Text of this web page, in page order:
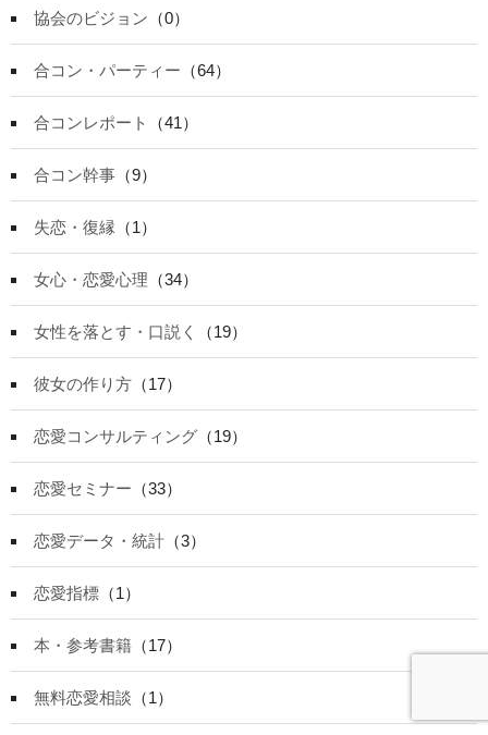
協会のビジョン （0）
合コン・パーティー （64）
合コンレポート （41）
合コン幹事 （9）
失恋・復縁 （1）
女心・恋愛心理 （34）
女性を落とす・口説く （19）
彼女の作り方 （17）
恋愛コンサルティング （19）
恋愛セミナー （33）
恋愛データ・統計 （3）
恋愛指標 （1）
本・参考書籍 （17）
無料恋愛相談 （1）